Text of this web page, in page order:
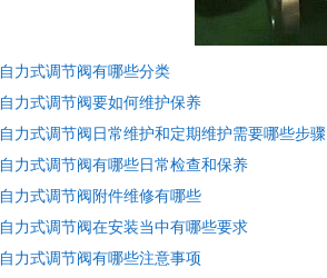
自力式调节阀有哪些分类
自力式调节阀要如何维护保养
自力式调节阀日常维护和定期维护需要哪些步骤
自力式调节阀有哪些日常检查和保养
自力式调节阀附件维修有哪些
自力式调节阀在安装当中有哪些要求
自力式调节阀有哪些注意事项